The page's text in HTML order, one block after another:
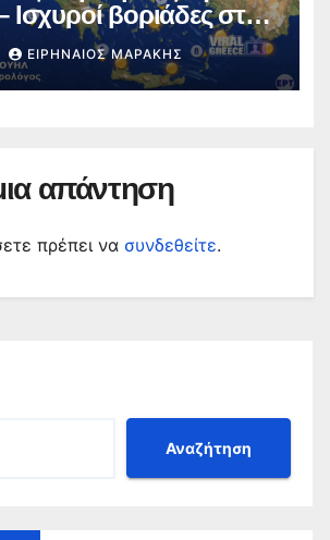
Ισχυροί βοριάδες στο
ΕΙΡΗΝΑΊΟΣ ΜΑΡΆΚΗΣ
απάντηση
πρέπει να συνδεθείτε.
Αναζήτηση